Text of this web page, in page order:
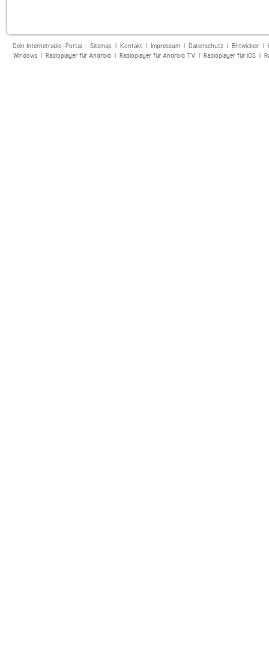
Dein Internetradio-Portal : Sitemap| Kontakt| Impressum| Datenschutz| Entwickler|
Windows| Radioplayer für Android| Radioplayer für Android TV| Radioplayer für iOS|